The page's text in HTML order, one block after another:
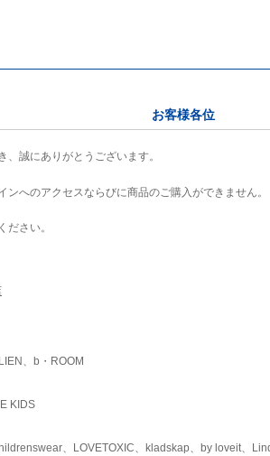
お客様各位
誠にありがとうございます。
へのアクセスならびに商品のご購入ができません。
ださい。
、b・ROOM
KIDS
、LOVETOXIC、kladskap、by loveit、